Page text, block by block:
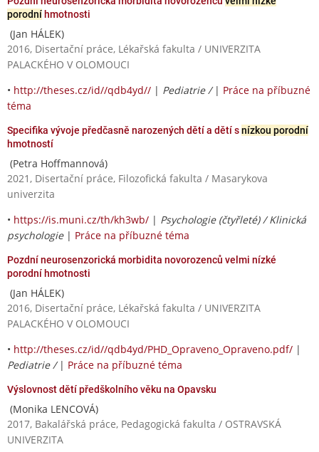
porodníhmotnosti
(Jan HÁLEK)
2016, Disertační práce, Lékařská fakulta / UNIVERZITA
PALACKÉHO V OLOMOUCI
• http://theses.cz/id//qdb4yd// | Pediatrie / | Práce na příbuzné
téma
Specifika vývoje předčasně narozených dětí a dětí snízkou porodní
hmotností
(Petra Hoffmannová)
2021, Disertační práce, Filozofická fakulta / Masarykova
univerzita
• https://is.muni.cz/th/kh3wb/ | Psychologie (čtyřleté) / Klinická
psychologie| Práce na příbuzné téma
Pozdní neurosenzorická morbidita novorozenců velmi nízké
porodní hmotnosti
(Jan HÁLEK)
2016, Disertační práce, Lékařská fakulta / UNIVERZITA
PALACKÉHO V OLOMOUCI
• http://theses.cz/id//qdb4yd/PHD_Opraveno_Opraveno.pdf/ |
Pediatrie / | Práce na příbuzné téma
Výslovnost dětí předškolního věku na Opavsku
(Monika LENCOVÁ)
2017, Bakalářská práce, Pedagogická fakulta / OSTRAVSKÁ
UNIVERZITA